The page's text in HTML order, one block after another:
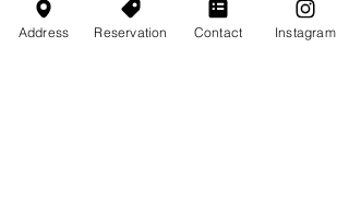
Address Reservation Contact Instagram